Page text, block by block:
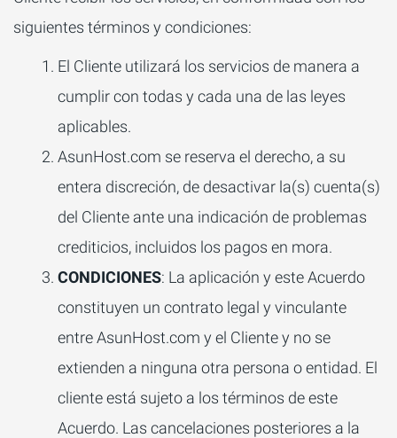
siguientes términos y condiciones:
El Cliente utilizará los servicios de manera a
cumplir con todas y cada una de las leyes
aplicables.
AsunHost.com se reserva el derecho, a su
entera discreción, de desactivar la(s) cuenta(s)
del Cliente ante una indicación de problemas
crediticios, incluidos los pagos en mora.
CONDICIONES: La aplicación y este Acuerdo
constituyen un contrato legal y vinculante
entre AsunHost.com y el Cliente y no se
extienden a ninguna otra persona o entidad. El
cliente está sujeto a los términos de este
Acuerdo. Las cancelaciones posteriores a la